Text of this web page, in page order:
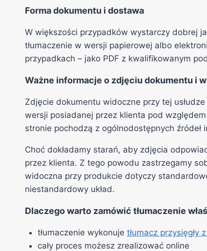
Forma dokumentu i dostawa
W większości przypadków wystarczy dobrej
tłumaczenie w wersji papierowej albo
przypadkach – jako PDF z kwalifikowanym
Ważne informacje o zdjęciu dokumentu i
Zdjęcie dokumentu widoczne przy tej
wersji posiadanej przez klienta pod
stronie pochodzą z ogólnodostępnych źródeł
Choć dokładamy starań, aby zdjęcia
przez klienta. Z tego powodu zastrzegamy
widoczna przy produkcie dotyczy
niestandardowy układ.
Dlaczego warto zamówić tłumaczenie
tłumaczenie wykonuje tłumacz przysięgły
cały proces możesz zrealizować online